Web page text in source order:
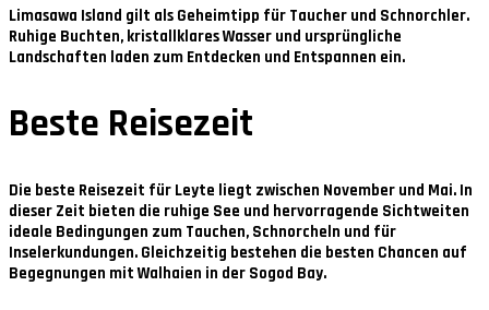
Limasawa Island gilt als Geheimtipp für Taucher und Schnorchler.
Ruhige Buchten, kristallklares Wasser und ursprüngliche
Landschaften laden zum Entdecken und Entspannen ein.
Beste Reisezeit
Die beste Reisezeit für Leyte liegt zwischen November und Mai. In
dieser Zeit bieten die ruhige See und hervorragende Sichtweiten
ideale Bedingungen zum Tauchen, Schnorcheln und für
Inselerkundungen. Gleichzeitig bestehen die besten Chancen auf
Begegnungen mit Walhaien in der Sogod Bay.